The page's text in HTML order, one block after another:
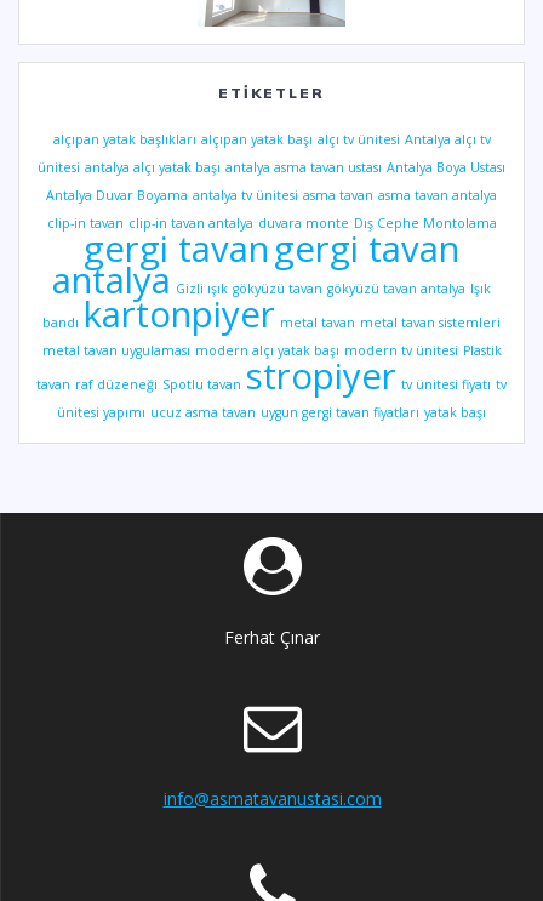
ETIKETLER
alçıpan yatak başlıkları alçıpan yatak başı alçı tv ünitesi Antalya alçı tv
ünitesi antalya alçı yatak başı antalya asma tavan ustası Antalya Boya Ustası
Antalya Duvar Boyama antalya tv ünitesi asma tavan asma tavan antalya
clip-in tavan clip-in tavan antalya duvara monte Dış Cephe Montolama
gergi tavangergi tavan
antalya Gizli ışık gökyüzü tavan gökyüzü tavan antalya Işık
bandı kartonpiyer metal tavan metal tavan sistemleri
metal tavan uygulaması modern alçı yatak başı modern tv ünitesi Plastik
tavan raf düzeneği Spotlu tavan stropiyer tv ünitesi fiyatı tv
ünitesi yapımı ucuz asma tavan uygun gergi tavan fiyatları yatak başı
Ferhat Çınar
info@asmatavanustasi.com